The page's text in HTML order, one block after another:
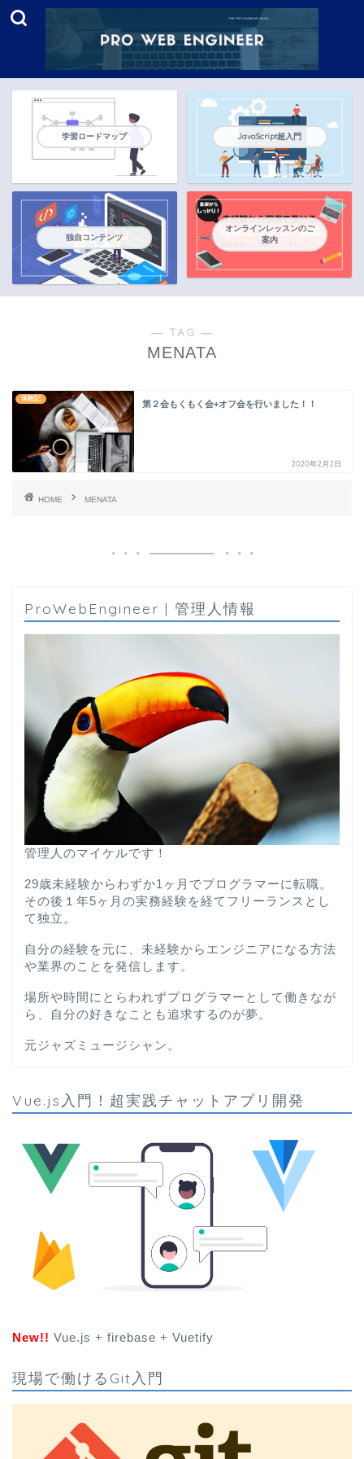
学習ロードマップ JavaScript超入門
独自コンテンツ
オンラインレッスンのご
案内
― TAG ―
MENATA
体験記
第２会もくもく会+オフ会を行いました！！
2020年2月2日
HOME MENATA
ProWebEngineer | 管理人情報
管理人のマイケルです！
29歳未経験からわずか1ヶ月でプログラマーに転職。
その後１年5ヶ月の実務経験を経てフリーランスとし
て独立。
自分の経験を元に、未経験からエンジニアになる方法
や業界のことを発信します。
場所や時間にとらわれずプログラマーとして働きなが
ら、自分の好きなことも追求するのが夢。
元ジャズミュージシャン。
Vue.js入門！超実践チャットアプリ開発
New!! Vue.js + firebase + Vuetify
現場で働けるGit入門